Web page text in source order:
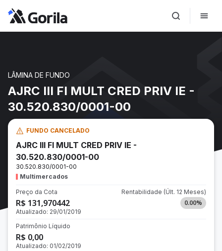
LÂMINA DE FUNDO
AJRC III FI MULT CRED PRIV IE -
30.520.830/0001-00
FUNDO CANCELADO
AJRC III FI MULT CRED PRIV IE -
30.520.830/0001-00
30.520.830/0001-00
Multimercados
Preço da Cota
R$ 131,970442
Atualizado: 29/01/2019
Rentabilidade (Últ. 12 Meses)
0.00%
Patrimônio Líquido
R$ 0,00
Atualizado: 01/02/2019